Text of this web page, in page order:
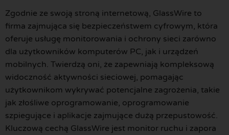
Zgodnie ze swoją stroną internetową, GlassWire to
firma zajmująca się bezpieczeństwem cyfrowym, która
oferuje usługę monitorowania i ochrony sieci zarówno
dla użytkowników komputerów PC, jak i urządzeń
mobilnych. Twierdzą oni, że zapewniają kompleksową
widoczność aktywności sieciowej, pomagając
użytkownikom wykrywać potencjalne zagrożenia, takie
jak złośliwe oprogramowanie, oprogramowanie
szpiegujące i aplikacje zajmujące dużą przepustowość.
Kluczową cechą GlassWire jest monitor ruchu i zapora